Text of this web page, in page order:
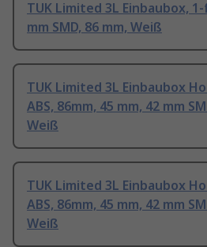
TUK Limited 3L Einbaubox, 1-
mm SMD, 86 mm, Weiß
TUK Limited 3L Einbaubox
ABS, 86mm, 45 mm, 42 mm
Weiß
TUK Limited 3L Einbaubox
ABS, 86mm, 45 mm, 42 mm
Weiß